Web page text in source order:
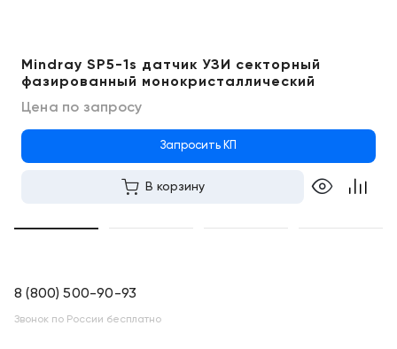
Mindray SP5-1s датчик УЗИ секторный
фазированный монокристаллический
Цена по запросу
Запросить КП
В корзину
8 (800) 500-90-93
Звонок по России бесплатно